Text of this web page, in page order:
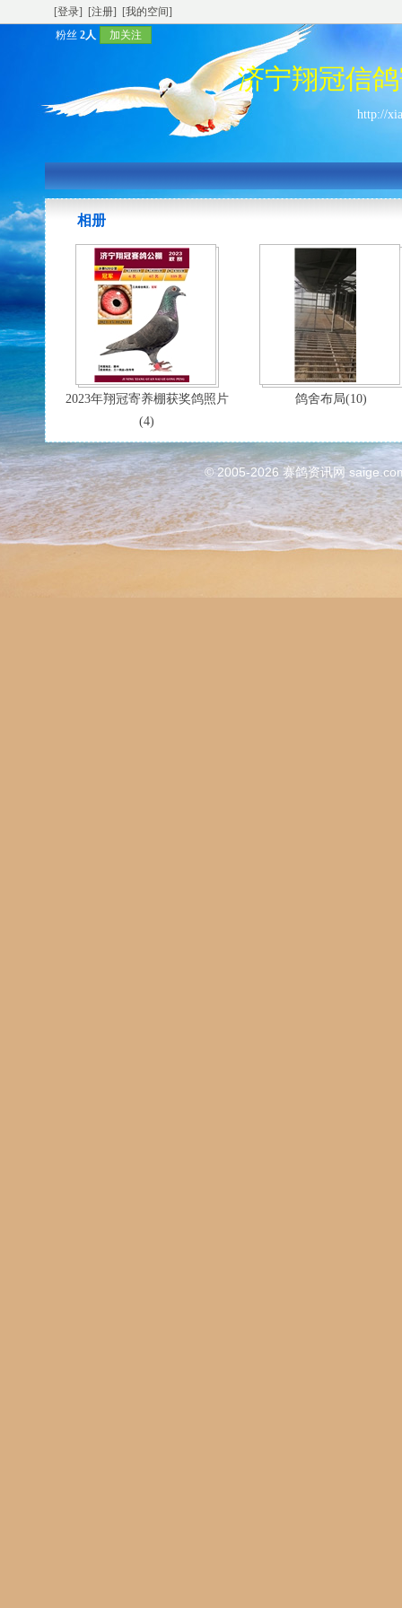
[登录] [注册]
[我的空间]
粉丝 2人 加关注
济宁翔冠信
http://
相册
2023年翔冠寄养棚获奖鸽照片
(4)
鸽舍布局(10)
© 2005-2026 赛鸽资讯网